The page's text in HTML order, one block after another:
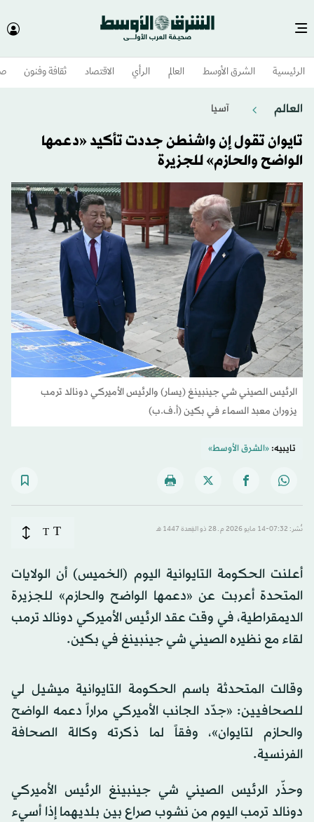
الرئيسية الشرق الأوسط​ العالم الرأي الاقتصاد ثقافة وفنون
العالم آسيا
تايوان تقول إن واشنطن جددت تأكيد «دعمها
الواضح والحازم» للجزيرة
الرئيس الصيني شي جينبينغ (يسار) والرئيس الأميركي دونالد ترمب
يزوران معبد السماء في بكين (أ.ف.ب)
تايبيه:«الشرق الأوسط»
نُشر: 07:32-14 مايو 2026 م ـ 28 ذو القِعدة 1447 هـ T
T
أعلنت الحكومة التايوانية اليوم (الخميس) أن الولايات
المتحدة أعربت عن «دعمها الواضح والحازم» للجزيرة
الديمقراطية، في وقت عقد الرئيس الأميركي دونالد ترمب
لقاء مع نظيره الصيني شي جينبينغ في بكين.
وقالت المتحدثة باسم الحكومة التايوانية ميشيل لي
للصحافيين: «جدّد الجانب الأميركي مراراً دعمه الواضح
والحازم لتايوان»، وفقاً لما ذكرته وكالة الصحافة
الفرنسية.
وحذّر الرئيس الصيني شي جينبينغ الرئيس الأميركي
دونالد ترمب اليوم من نشوب صراع بين بلديهما إذا أسيء